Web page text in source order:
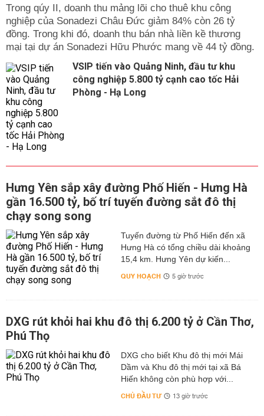
Trong qúy II, doanh thu mảng lõi cho thuê khu công
nghiệp của Sonadezi Châu Đức giảm 84% còn 26 tỷ
đồng. Trong khi đó, doanh thu bán nhà liền kề thương
mại tại dự án Sonadezi Hữu Phước mang về 44 tỷ đồng.
VSIP tiến vào Quảng Ninh, đầu tư khu
công nghiệp 5.800 tỷ cạnh cao tốc Hải
Phòng - Hạ Long
Hưng Yên sắp xây đường Phố Hiến - Hưng Hà
gần 16.500 tỷ, bố trí tuyến đường sắt đô thị
chạy song song
Tuyến đường từ Phố Hiến đến xã
Hưng Hà có tổng chiều dài khoảng
15,4 km. Hưng Yên dự kiến...
QUY HOẠCH 5 giờ trước
DXG rút khỏi hai khu đô thị 6.200 tỷ ở Cần Thơ,
Phú Thọ
DXG cho biết Khu đô thị mới Mái
Dầm và Khu đô thị mới tại xã Bá
Hiến không còn phù hợp với...
CHỦ ĐẦU TƯ 13 giờ trước